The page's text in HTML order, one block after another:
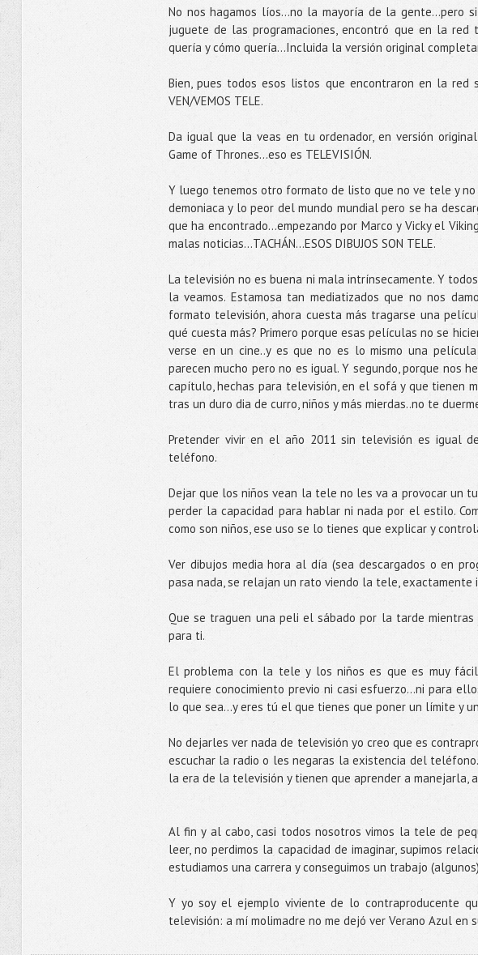
No nos hagamos líos...no la mayoría de la gente...pero
juguete de las programaciones, encontró que en la
quería y cómo quería...Incluida la versión original
Bien, pues todos esos listos que encontraron en la red
VEN/VEMOS TELE.
Da igual que la veas en tu ordenador, en versión
Game of Thrones…eso es TELEVISIÓN.
Y luego tenemos otro formato de listo que no ve tele y
demoniaca y lo peor del mundo mundial pero se ha
que ha encontrado...empezando por Marco y Vicky el
malas noticias…TACHÁN...ESOS DIBUJOS SON TELE.
La televisión no es buena ni mala intrínsecamente. Y
la veamos. Estamosa tan mediatizados que no nos
formato televisión, ahora cuesta más tragarse una
qué cuesta más? Primero porque esas películas no se
verse en un cine..y es que no es lo mismo una
parecen mucho pero no es igual. Y segundo, porque nos
capítulo, hechas para televisión, en el sofá y que tienen
tras un duro dia de curro, niños y más mierdas..no te
Pretender vivir en el año 2011 sin televisión es igual
teléfono.
Dejar que los niños vean la tele no les va a provocar un
perder la capacidad para hablar ni nada por el estilo.
como son niños, ese uso se lo tienes que explicar y
Ver dibujos media hora al día (sea descargados o en
pasa nada, se relajan un rato viendo la tele, exactamente
Que se traguen una peli el sábado por la tarde
para ti.
El problema con la tele y los niños es que es muy
requiere conocimiento previo ni casi esfuerzo...ni para
lo que sea…y eres tú el que tienes que poner un límite y
No dejarles ver nada de televisión yo creo que es
escuchar la radio o les negaras la existencia del
la era de la televisión y tienen que aprender a manejarla,
Al fin y al cabo, casi todos nosotros vimos la tele de
leer, no perdimos la capacidad de imaginar, supimos
estudiamos una carrera y conseguimos un trabajo
Y yo soy el ejemplo viviente de lo contraproducente
televisión: a mí molimadre no me dejó ver Verano Azul en